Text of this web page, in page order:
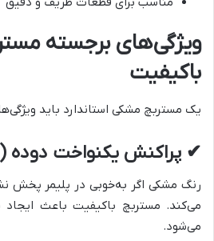
ویژگی‌های برجسته
باکیفیت
یک مستربچ مشکی استاندارد باید
✔ پراکنش یکنواخت دوده (Dispersibility)
رنگ مشکی اگر به‌خوبی در پلیمر پخش
می‌کند. مستربچ باکیفیت باعث
می‌شود.